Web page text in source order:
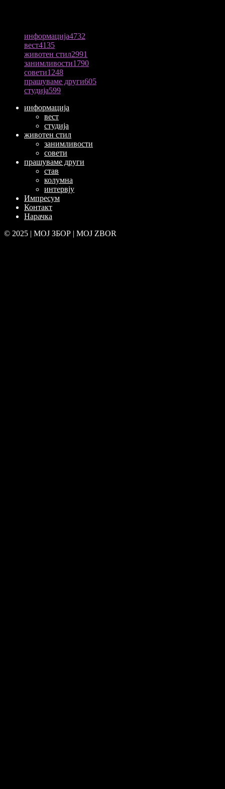
информација4732
вест4135
животен стил2991
занимливости1790
совети1248
прашуваме други605
студија599
информација
вест
студија
животен стил
занимливости
совети
прашуваме други
став
колумна
интервју
Импресум
Контакт
Нарачка
© 2025 | МОЈ ЗБОР | MOJ ZBOR